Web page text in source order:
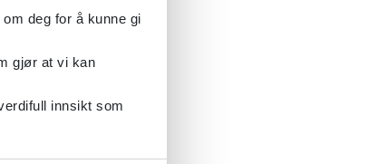
deg for å kunne gi
gjør at vi kan
innsikt som